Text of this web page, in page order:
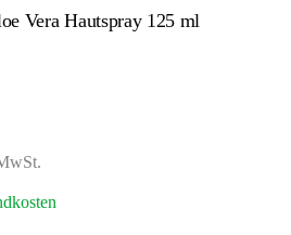
Vera Hautspray 125 ml